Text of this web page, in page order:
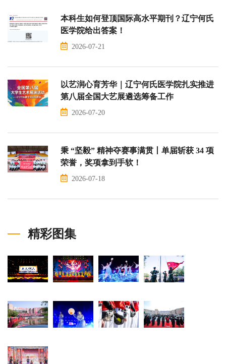
本科生如何登顶国际高水平期刊？辽宁何氏
医学院给出答案！
2026-07-21
以艺润心育芳华｜辽宁何氏医学院扎实推进
第八届全国大艺展遴选筹备工作
2026-07-20
秉 “坚毅” 精神夺赛事满贯丨单届斩获 34 项
荣誉，奖项拿到手软！
2026-07-18
精彩图集